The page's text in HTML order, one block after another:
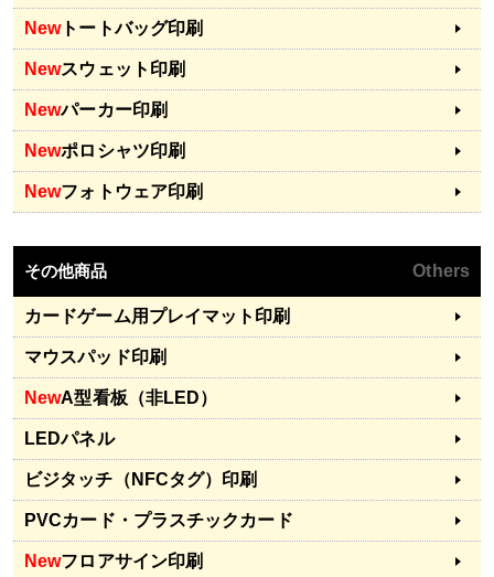
Newトートバッグ印刷
Newスウェット印刷
Newパーカー印刷
Newポロシャツ印刷
Newフォトウェア印刷
その他商品 Others
カードゲーム用プレイマット印刷
マウスパッド印刷
NewA型看板（非LED）
LEDパネル
ビジタッチ（NFCタグ）印刷
PVCカード・プラスチックカード
Newフロアサイン印刷